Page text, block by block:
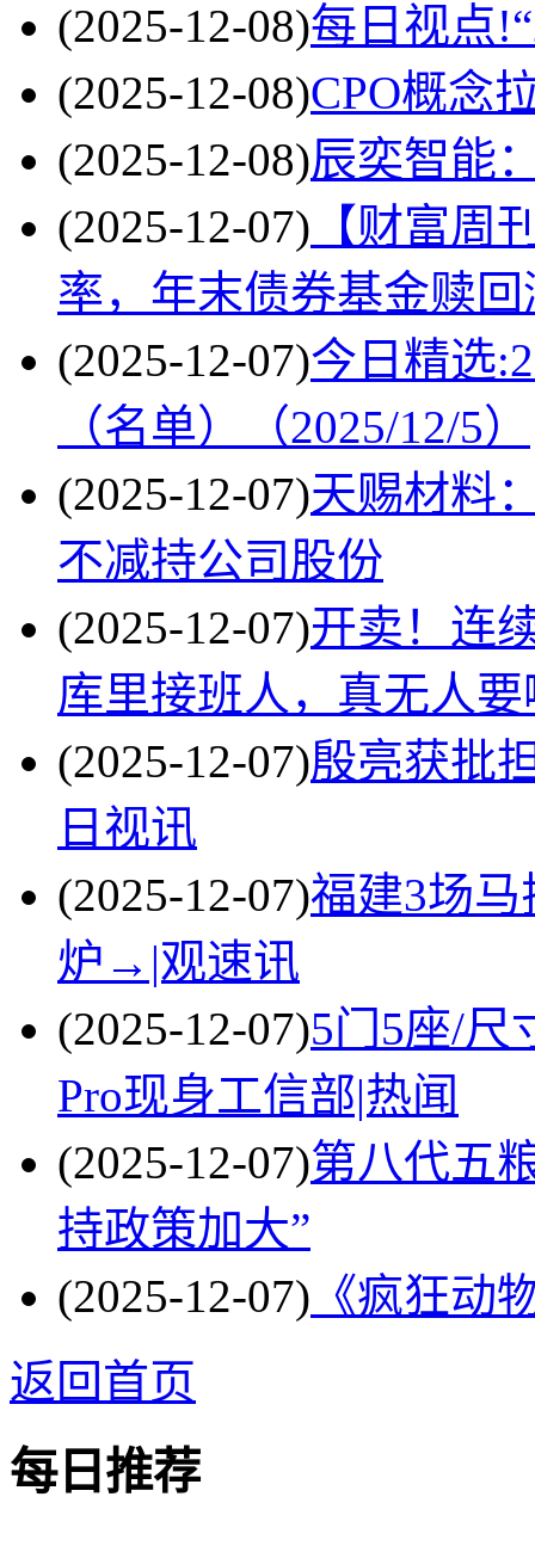
(2025-12-08)每日视点
(2025-12-08)CPO概念
(2025-12-08)辰奕智能
(2025-12-07) 【财富周
率，年末债券基金赎
(2025-12-07)今日精选
（名单）（2025/12/5）
(2025-12-07)天赐材料
不减持公司股份
(2025-12-07)开卖！连
库里接班人，真无人
(2025-12-07)殷亮获批
日视讯
(2025-12-07)福建3场
炉→|观速讯
(2025-12-07)5门5座/尺
Pro现身工信部|热闻
(2025-12-07)第八代五
持政策加大”
(2025-12-07) 《疯狂动
返回首页
每日推荐